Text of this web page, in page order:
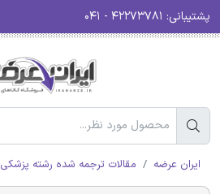
پشتیبانی:
ایران عرضه مقالات ترجمه شده رشته پزشکی